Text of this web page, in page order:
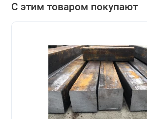
С этим товаром покупают